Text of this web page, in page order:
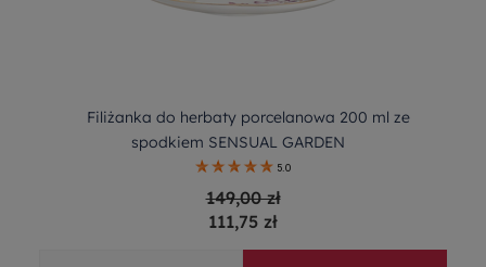
Filiżanka do herbaty porcelanowa 200 ml ze
spodkiem SENSUAL GARDEN
5.0
149,00 zł
111,75 zł